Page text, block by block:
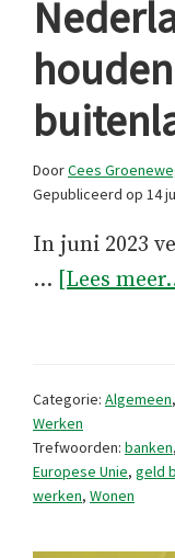
DoorCees
Gepubliceerd op 14
In juni 2023
… [Lees
Categorie: Algemeen,
Werken
Trefwoorden: banken,
Europese Unie, geld
werken, Wonen